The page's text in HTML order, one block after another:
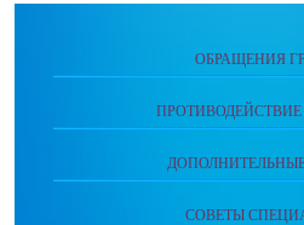
ОБРАЩЕНИЯ
СОВЕТЫ